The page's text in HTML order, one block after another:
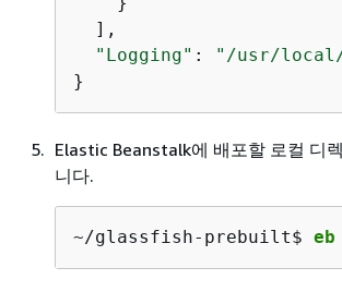
  ],
"Logging" :
"/usr/local/
}
Elastic Beanstalk에 배포할 로컬 디
니다.
~/glassfish-prebuilt$